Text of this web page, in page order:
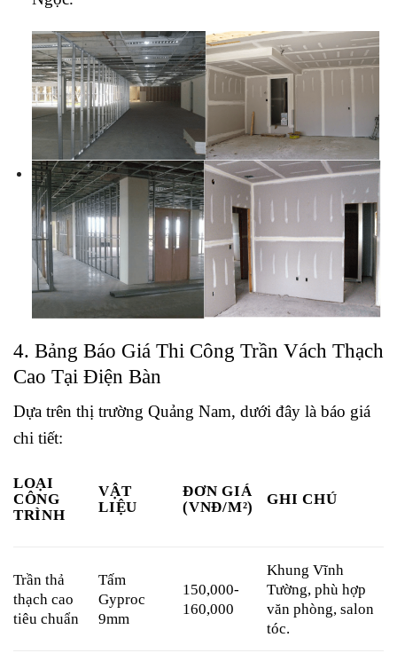
4. Bảng Báo Giá Thi Công Trần Vách Thạch
Cao Tại Điện Bàn
Dựa trên thị trường Quảng Nam, dưới đây là báo giá
chi tiết:
LOẠI
CÔNG
TRÌNH
VẬT
LIỆU
ĐƠN GIÁ
(VNĐ/M²)
GHI CHÚ
Trần thả
thạch cao
tiêu chuẩn
Tấm
Gyproc
9mm
150,000-
160,000
Khung Vĩnh
Tường, phù hợp
văn phòng, salon
tóc.